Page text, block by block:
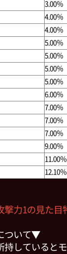
3.00％
4.00％
4.00％
5.00％
5.00％
5.00％
5.00％
6.00％
7.00％
7.00％
7.00％
9.00％
11.00％
12.10％
力1の見た目
ついて▼
持していると